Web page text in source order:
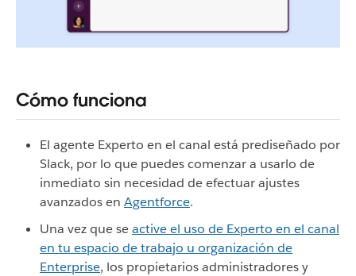
Cómo funciona
El agente Experto en el canal está prediseñado por
Slack, por lo que puedes comenzar a usarlo de
inmediato sin necesidad de efectuar ajustes
avanzados en Agentforce.
Una vez que seactive el uso de Experto en el canal
en tu espacio de trabajo u organización de
Enterprise, los propietarios administradores y